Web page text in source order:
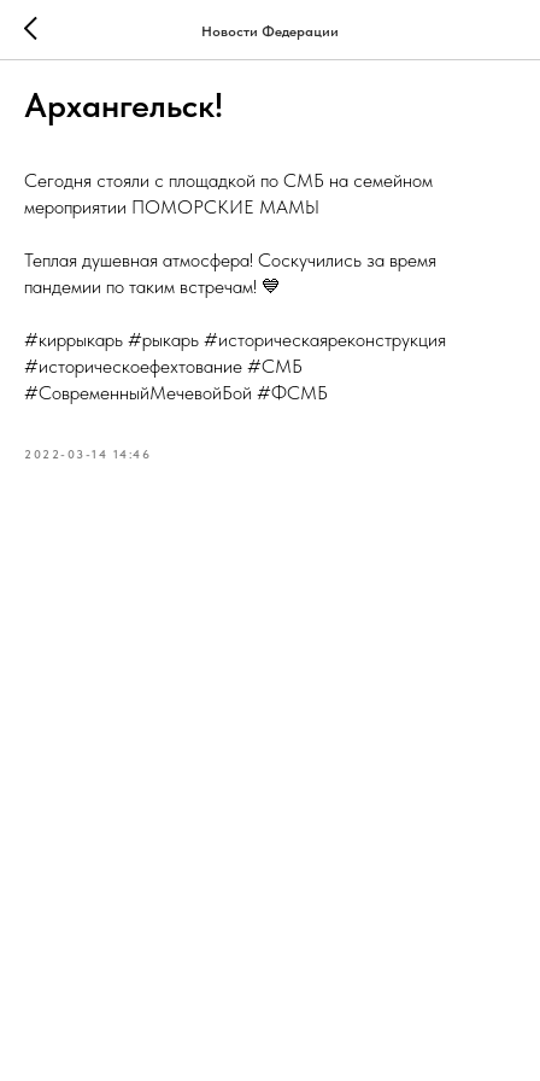
Новости Федерации
Архангельск!
Сегодня стояли с площадкой по СМБ на семейном
мероприятии ПОМОРСКИЕ МАМЫ
Теплая душевная атмосфера! Соскучились за время
пандемии по таким встречам! 💙
#киррыкарь #рыкарь #историческаяреконструкция
#историческоефехтование #СМБ
#СовременныйМечевойБой #ФСМБ
2022-03-14 14:46